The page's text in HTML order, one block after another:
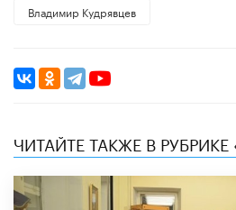
Владимир Кудрявцев
ЧИТАЙТЕ ТАКЖЕ В РУБРИКЕ